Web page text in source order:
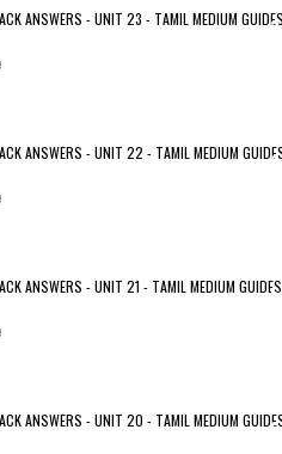
ANSWERS - UNIT 23 - TAMIL MEDIUM
ANSWERS - UNIT 22 - TAMIL MEDIUM
ANSWERS - UNIT 21 - TAMIL MEDIUM GUIDES
ANSWERS - UNIT 20 - TAMIL MEDIUM